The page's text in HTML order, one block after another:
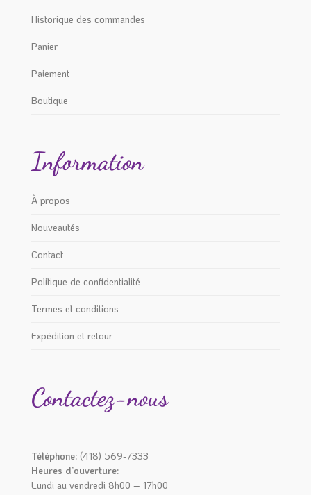
Historique des commandes
Panier
Paiement
Boutique
Information
À propos
Nouveautés
Contact
Politique de confidentialité
Termes et conditions
Expédition et retour
Contactez-nous
Téléphone:(418) 569-7333
Heures d’ouverture:
Lundi au vendredi 8h00 – 17h00